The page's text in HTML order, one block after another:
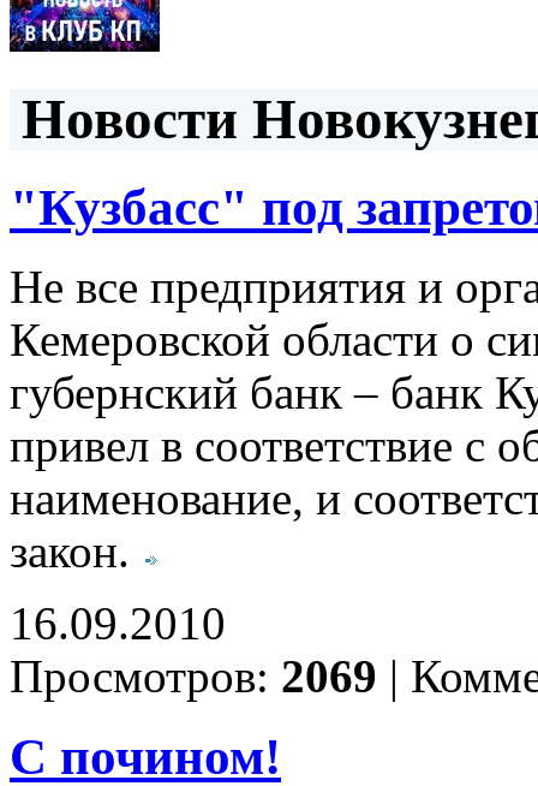
Новости
"Кузбасс" под
Не все предприятия и
Кемеровской области о
губернский банк – банк
привел в соответствие с
наименование, и
закон.
16.09.2010
Просмотров: 2069 |
С почином!